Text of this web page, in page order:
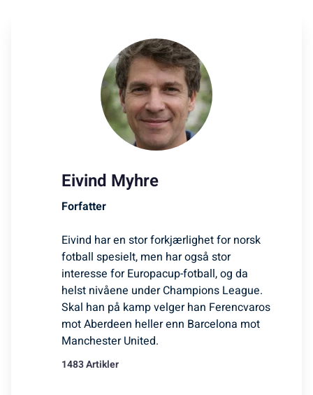
Eivind Myhre
Forfatter
Eivind har en stor forkjærlighet for norsk
fotball spesielt, men har også stor
interesse for Europacup-fotball, og da
helst nivåene under Champions League.
Skal han på kamp velger han Ferencvaros
mot Aberdeen heller enn Barcelona mot
Manchester United.
1483 Artikler